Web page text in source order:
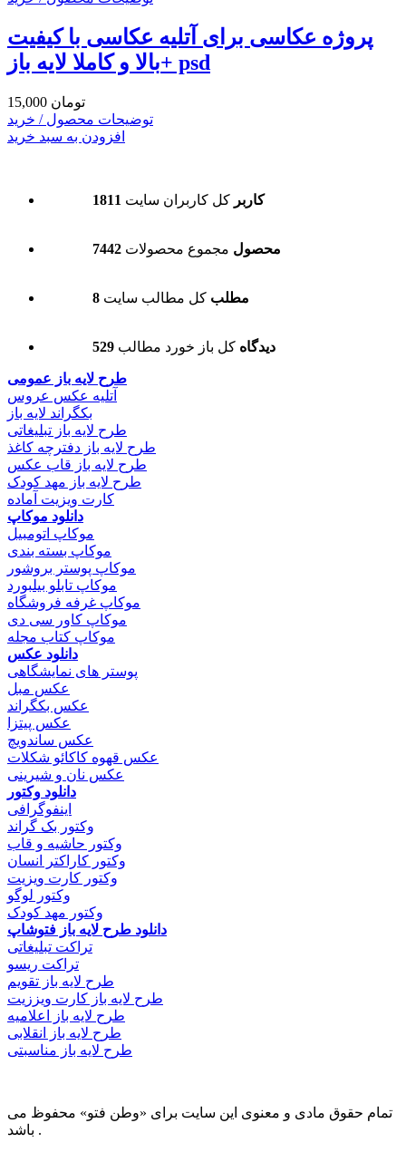
پروژه عکاسی برای آتلیه عکاسی با کیفیت
بالا و کاملا لایه باز+ psd
15,000 تومان
توضیحات محصول / خرید
افزودن به سبد خرید
1811 کاربر کل کاربران سایت
7442 محصول مجموع محصولات
8 مطلب کل مطالب سایت
529 دیدگاه کل باز خورد مطالب
طرح لایه باز عمومی
آتلیه عکس عروس
بکگراند لایه باز
طرح لایه باز تبلیغاتی
طرح لایه باز دفترچه کاغذ
طرح لایه باز قاب عکس
طرح لایه باز مهد کودک
کارت ویزیت آماده
دانلود موکاپ
موکاپ اتومبیل
موکاپ بسته بندی
موکاپ پوستر بروشور
موکاپ تابلو بیلبورد
موکاپ غرفه فروشگاه
موکاپ کاور سی دی
موکاپ کتاب مجله
دانلود عکس
پوستر های نمایشگاهی
عکس مبل
عکس بکگراند
عکس پیتزا
عکس ساندویچ
عکس قهوه کاکائو شکلات
عکس نان و شیرینی
دانلود وکتور
اینفوگرافی
وکتور بک گراند
وکتور حاشیه و قاب
وکتور کاراکتر انسان
وکتور کارت ویزیت
وکتور لوگو
وکتور مهد کودک
دانلود طرح لایه باز فتوشاپ
تراکت تبلیغاتی
تراکت ریسو
طرح لایه باز تقویم
طرح لایه باز کارت ویززیت
طرح لایه باز اعلامیه
طرح لایه باز انقلابی
طرح لایه باز مناسبتی
تمام حقوق مادی و معنوی این سایت برای «وطن فتو» محفوظ می
باشد .